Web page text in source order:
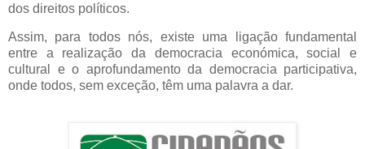
dos direitos políticos.
Assim, para todos nós, existe uma ligação fundamental
entre a realização da democracia económica, social e
cultural e o aprofundamento da democracia participativa,
onde todos, sem exceção, têm uma palavra a dar.